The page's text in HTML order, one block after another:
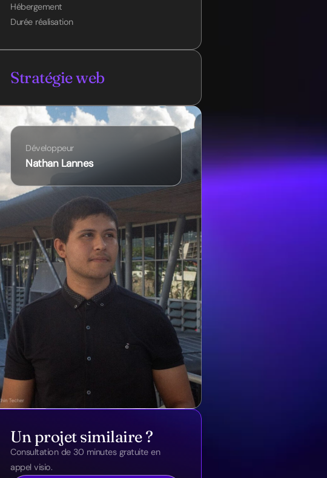
Hébergement
Durée réalisation
Stratégie web
Développeur
Nathan Lannes
Un projet similaire ?
Consultation de 30 minutes gratuite en
appel visio.